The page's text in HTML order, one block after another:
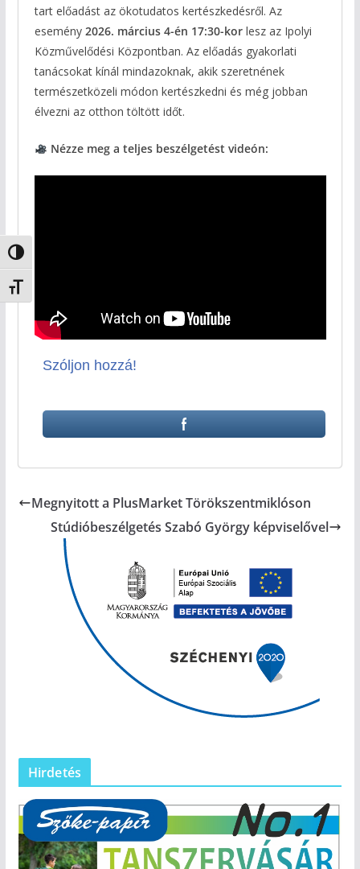
Nagy kontraszt váltása
Betűméret váltása
tart előadást az ökotudatos kertészkedésről. Az
esemény 2026. március 4-én 17:30-korlesz az Ipolyi
Közművelődési Központban. Az előadás gyakorlati
tanácsokat kínál mindazoknak, akik szeretnének
természetközeli módon kertészkedni és még jobban
élvezni az otthon töltött időt.
Nézze meg a teljes beszélgetést videón:
Szóljon hozzá!
Megnyitott a PlusMarket Törökszentmiklóson
Stúdióbeszélgetés Szabó György képviselővel
Hirdetés